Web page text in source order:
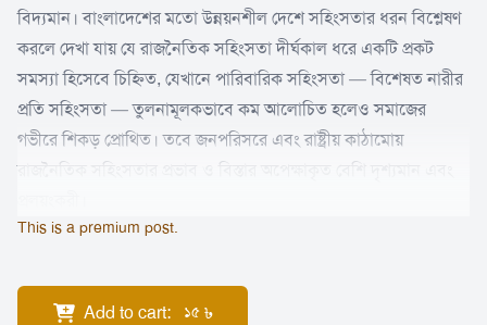
বিদ্যমান। বাংলাদেশের মতো উন্নয়নশীল দেশে সহিংসতার ধরন বিশ্লেষণ
করলে দেখা যায় যে রাজনৈতিক সহিংসতা দীর্ঘকাল ধরে একটি প্রকট
সমস্যা হিসেবে চিহ্নিত, যেখানে পারিবারিক সহিংসতা — বিশেষত নারীর
প্রতি সহিংসতা — তুলনামূলকভাবে কম আলোচিত হলেও সমাজের
গভীরে শিকড় প্রোথিত। তবে জনপরিসরে এবং রাষ্ট্রীয় কাঠামোয়
রাজনৈতিক সহিংসতার প্রভাব ও বিস্তার অপেক্ষাকৃত বেশি দৃশ্যমান এবং
This is a premium post.
Add to cart: 15 ৳